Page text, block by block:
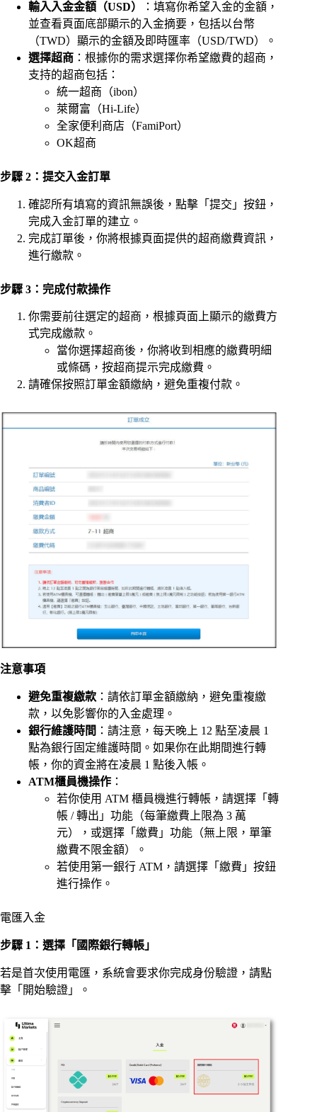
輸入入金金額（USD）
：填寫你希望入金的金額，
並查看頁面底部顯示的入金摘要，包括以台幣
（TWD）顯示的金額及即時匯率（USD/TWD）。
選擇超商 ：根據你的需求選擇你希望繳費的超商，
支持的超商包括：
統一超商（ibon）
萊爾富（Hi-Life）
全家便利商店（FamiPort）
OK超商
步驟 2：提交入金訂單
確認所有填寫的資訊無誤後，點擊「提交」按鈕，
完成入金訂單的建立。
完成訂單後，你將根據頁面提供的超商繳費資訊，
進行繳款。
步驟 3：完成付款操作
你需要前往選定的超商，根據頁面上顯示的繳費方
式完成繳款。
當你選擇超商後，你將收到相應的繳費明細
或條碼，按超商提示完成繳費。
請確保按照訂單金額繳納，避免重複付款。
注意事項
避免重複繳款 ：請依訂單金額繳納，避免重複繳
款，以免影響你的入金處理。
銀行維護時間 ：請注意，每天晚上 12 點至凌晨 1
點為銀行固定維護時間。如果你在此期間進行轉
帳，你的資金將在凌晨 1 點後入帳。
ATM櫃員機操作 ：
若你使用 ATM 櫃員機進行轉帳，請選擇「轉
帳 / 轉出」功能（每筆繳費上限為 3 萬
元），或選擇「繳費」功能（無上限，單筆
繳費不限金額）。
若使用第一銀行 ATM，請選擇「繳費」按鈕
進行操作。
電匯入金
步驟 1：選擇「國際銀行轉帳」
若是首次使用電匯，系統會要求你完成身份驗證，請點
擊「開始驗證」。